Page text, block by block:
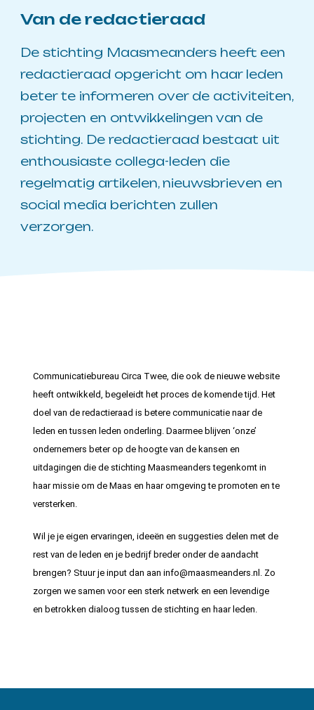
Van de redactieraad
De stichting Maasmeanders heeft een
redactieraad opgericht om haar leden
beter te informeren over de activiteiten,
projecten en ontwikkelingen van de
stichting. De redactieraad bestaat uit
enthousiaste collega-leden die
regelmatig artikelen, nieuwsbrieven en
social media berichten zullen
verzorgen.
Communicatiebureau Circa Twee, die ook de nieuwe website
heeft ontwikkeld, begeleidt het proces de komende tijd. Het
doel van de redactieraad is betere communicatie naar de
leden en tussen leden onderling. Daarmee blijven ‘onze’
ondernemers beter op de hoogte van de kansen en
uitdagingen die de stichting Maasmeanders tegenkomt in
haar missie om de Maas en haar omgeving te promoten en te
versterken.
Wil je je eigen ervaringen, ideeën en suggesties delen met de
rest van de leden en je bedrijf breder onder de aandacht
brengen? Stuur je input dan aan info@maasmeanders.nl. Zo
zorgen we samen voor een sterk netwerk en een levendige
en betrokken dialoog tussen de stichting en haar leden.